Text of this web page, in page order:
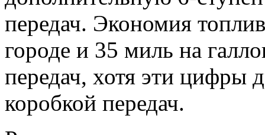
передач. Экономия
городе и 35 миль на
передач, хотя эти цифры
коробкой передач.